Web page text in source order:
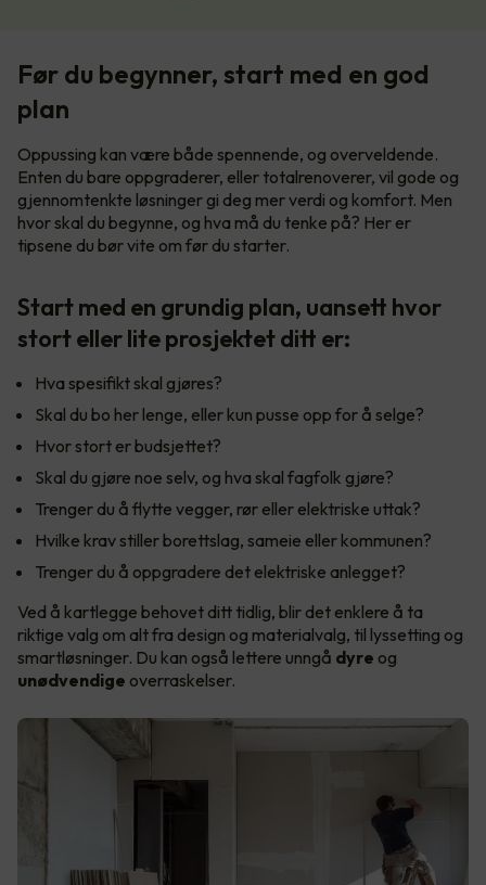
Før du begynner, start med en god
plan
Oppussing kan være både spennende, og overveldende.
Enten du bare oppgraderer, eller totalrenoverer, vil gode og
gjennomtenkte løsninger gi deg mer verdi og komfort. Men
hvor skal du begynne, og hva må du tenke på? Her er
tipsene du bør vite om før du starter.
Start med en grundig plan, uansett hvor
stort eller lite prosjektet ditt er:
Hva spesifikt skal gjøres?
Skal du bo her lenge, eller kun pusse opp for å selge?
Hvor stort er budsjettet?
Skal du gjøre noe selv, og hva skal fagfolk gjøre?
Trenger du å flytte vegger, rør eller elektriske uttak?
Hvilke krav stiller borettslag, sameie eller kommunen?
Trenger du å oppgradere det elektriske anlegget?
Ved å kartlegge behovet ditt tidlig, blir det enklere å ta
riktige valg om alt fra design og materialvalg, til lyssetting og
smartløsninger. Du kan også lettere unngå dyre og
unødvendige overraskelser.